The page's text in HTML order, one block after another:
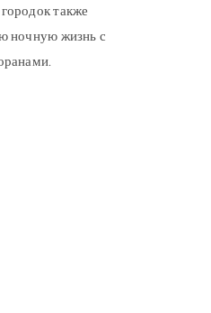
также
ночную жизнь с